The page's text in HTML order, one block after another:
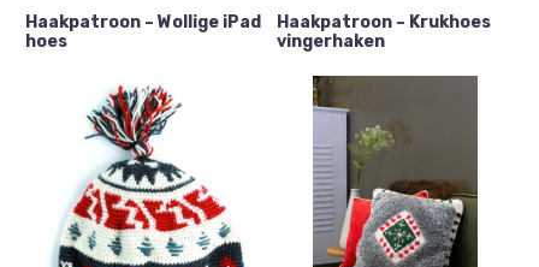
Haakpatroon – Wollige iPad
hoes
Haakpatroon – Krukhoes
vingerhaken